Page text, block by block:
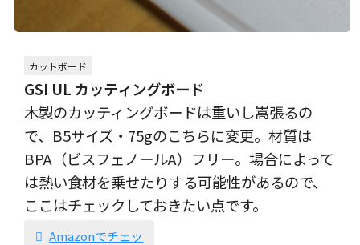
カットボード
GSI UL カッティングボード
木製のカッティングボードは重いし嵩張るの
で、B5サイズ・75gのこちらに変更。材質は
BPA（ビスフェノールA）フリー。場合によって
は熱い食材を乗せたりする可能性があるので、
ここはチェックしておきたい点です。
Amazonでチェッ